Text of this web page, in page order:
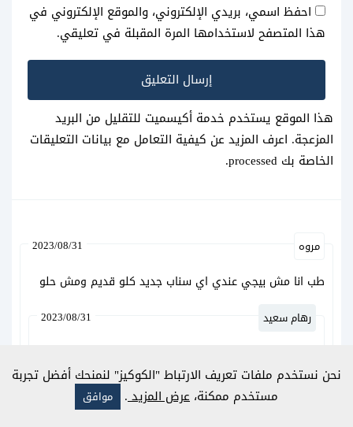
احفظ اسمي، بريدي الإلكتروني، والموقع الإلكتروني في
هذا المتصفح لاستخدامها المرة المقبلة في تعليقي.
هذا الموقع يستخدم خدمة أكيسميت للتقليل من البريد
المزعجة. اعرف المزيد عن كيفية التعامل مع بيانات التعليقات
الخاصة بك processed
.
مروه 2023/08/31
طب انا مش بيجي عندي اي سناب جديد كلو قديم ومش حلو
رهام سعيد 2023/08/31
المتوفر في المقالة بالاعلى، نوفر لكم احدث فلاتر سناب
أو قومي بتحديث سناب شات للاصدار الجديد وستحصلي
نحن نستخدم ملفات تعريف الارتباط "الكوكيز" لنمنحك أفضل تجربة
مستخدم ممكنة، عرض المزيد. موافق